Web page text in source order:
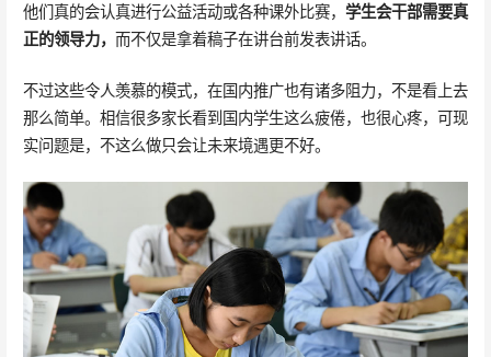
他们真的会认真进行公益活动或各种课外比赛， 学生会干部需要真
正的领导力， 而不仅是拿着稿子在讲台前发表讲话。
不过这些令人羡慕的模式，在国内推广也有诸多阻力，不是看上去
那么简单。相信很多家长看到国内学生这么疲倦，也很心疼，可现
实问题是，不这么做只会让未来境遇更不好。